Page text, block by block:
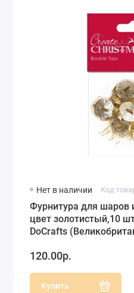
Нет в наличии Код
Фурнитура для шаров
цвет золотистый,10
DoCrafts
120.00р.
Купить